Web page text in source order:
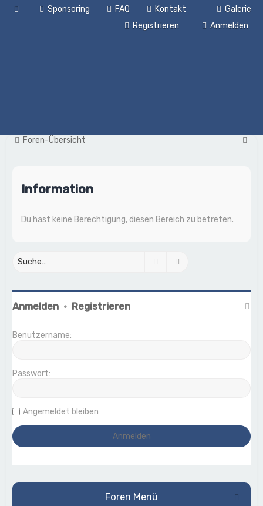
Galerie
Sponsoring FAQ
Kontakt
Anmelden
Registrieren
Foren-Übersicht
Information
Du hast keine Berechtigung, diesen Bereich zu betreten.
Suche
Anmelden • Registrieren
Benutzername:
Passwort:
Angemeldet bleiben
Foren Menü